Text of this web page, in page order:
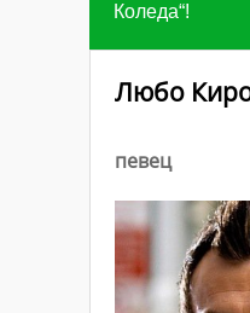
Коледа“!
Любо
певец